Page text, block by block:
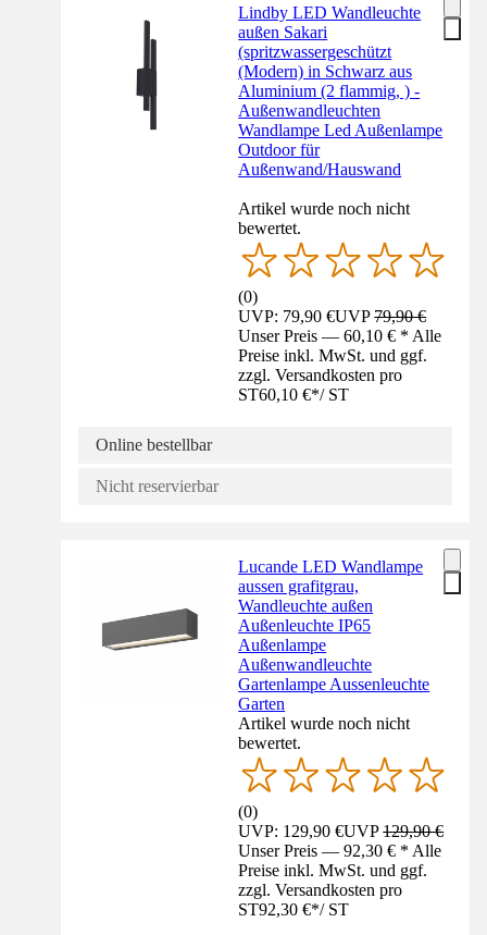
Lindby LED Wandleuchte
außen Sakari
(spritzwassergeschützt
(Modern) in Schwarz aus
Aluminium (2 flammig, ) -
Außenwandleuchten
Wandlampe Led Außenlampe
Outdoor für
Außenwand/Hauswand
Artikel wurde noch nicht
bewertet.
(0)
UVP: 79,90 €UVP79,90 €
Unser Preis — 60,10 € * Alle
Preise inkl. MwSt. und ggf.
zzgl. Versandkosten pro
ST60,10 €*/ ST
Online bestellbar
Nicht reservierbar
Lucande LED Wandlampe
aussen grafitgrau,
Wandleuchte außen
Außenleuchte IP65
Außenlampe
Außenwandleuchte
Gartenlampe Aussenleuchte
Garten
Artikel wurde noch nicht
bewertet.
(0)
UVP: 129,90 €UVP129,90 €
Unser Preis — 92,30 € * Alle
Preise inkl. MwSt. und ggf.
zzgl. Versandkosten pro
ST92,30 €*/ ST